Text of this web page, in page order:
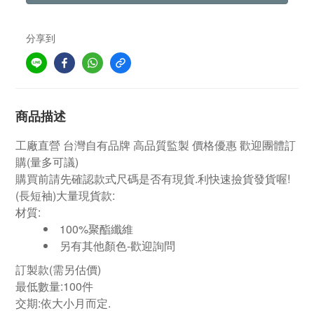
分享到
商品描述
工廠直營 台灣自有品牌 高品質監製 價格優惠 歡迎團體訂
購(量多可議)
購買前請先確認款式尺碼是否有現貨.利快速撿貨發貨喔!
(長短袖)大量現貨款:
材質:
100%聚酯纖維
另有其他顏色-歡迎詢問
訂製款(需另估價)
最低數量:100件
交期:依大小月而定.